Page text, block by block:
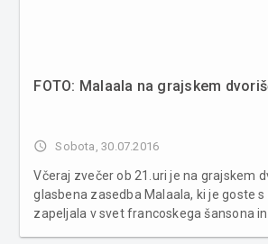
FOTO: Malaala na grajskem
access_time Sobota, 30.07.2016
Včeraj zvečer ob 21.uri je na grajskem
glasbena zasedba Malaala, ki je goste s
zapeljala v svet francoskega šansona